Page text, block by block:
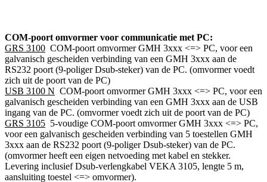
COM-poort omvormer voor communicatie met PC:
GRS 3100 COM-poort omvormer GMH 3xxx <=> PC, voor een
galvanisch gescheiden verbinding van een GMH 3xxx aan de
RS232 poort (9-poliger Dsub-steker) van de PC. (omvormer voedt
zich uit de poort van de PC)
USB 3100 N COM-poort omvormer GMH 3xxx <=> PC, voor een
galvanisch gescheiden verbinding van een GMH 3xxx aan de USB
ingang van de PC. (omvormer voedt zich uit de poort van de PC)
GRS 3105 5-voudige COM-poort omvormer GMH 3xxx <=> PC,
voor een galvanisch gescheiden verbinding van 5 toestellen GMH
3xxx aan de RS232 poort (9-poliger Dsub-steker) van de PC.
(omvormer heeft een eigen netvoeding met kabel en stekker.
Levering inclusief Dsub-verlengkabel VEKA 3105, lengte 5 m,
aansluiting toestel <=> omvormer).